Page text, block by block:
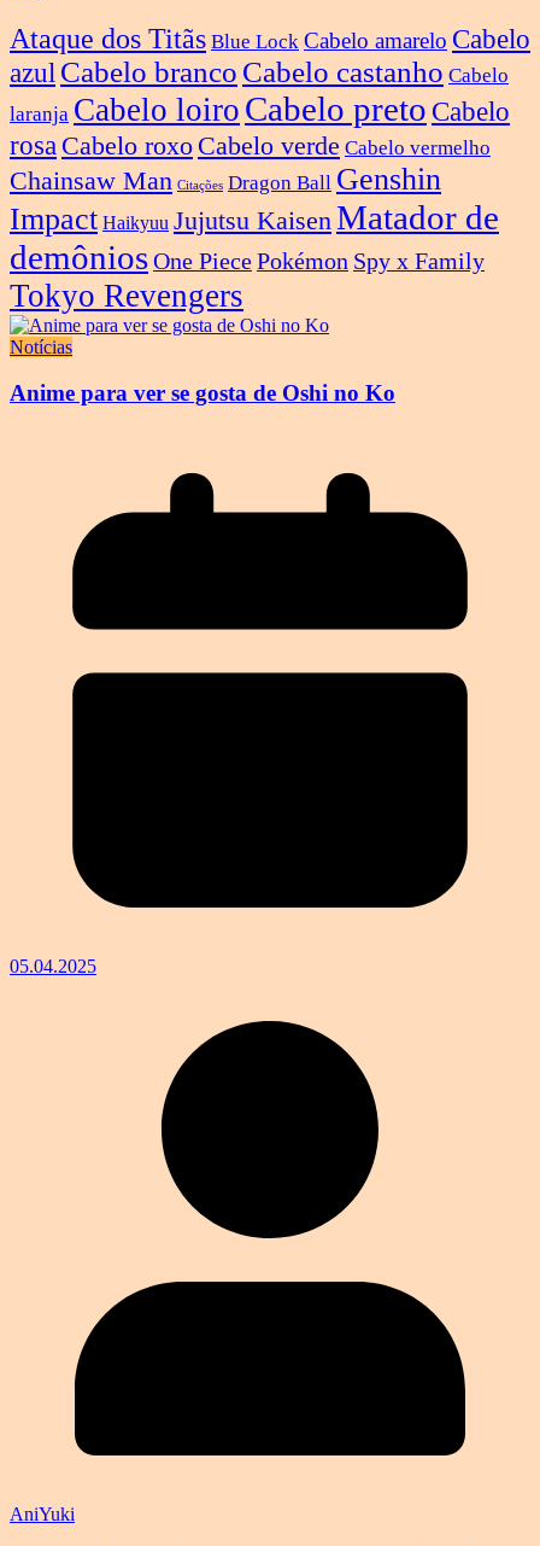
Ataque dos Titãs Blue Lock Cabelo amarelo Cabelo
azul Cabelo branco Cabelo castanho Cabelo
laranja Cabelo loiro Cabelo preto Cabelo
rosa Cabelo roxo Cabelo verde Cabelo vermelho
Chainsaw Man Citações Dragon Ball Genshin
Impact Haikyuu Jujutsu Kaisen Matador de
demôniosOne PiecePokémon Spy x Family
Tokyo Revengers
Notícias
Anime para ver se gosta de Oshi no Ko
05.04.2025
AniYuki